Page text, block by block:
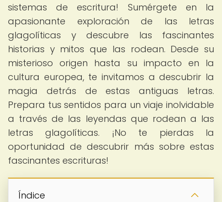
sistemas de escritura! Sumérgete en la
apasionante exploración de las letras
glagolíticas y descubre las fascinantes
historias y mitos que las rodean. Desde su
misterioso origen hasta su impacto en la
cultura europea, te invitamos a descubrir la
magia detrás de estas antiguas letras.
Prepara tus sentidos para un viaje inolvidable
a través de las leyendas que rodean a las
letras glagolíticas. ¡No te pierdas la
oportunidad de descubrir más sobre estas
fascinantes escrituras!
Índice